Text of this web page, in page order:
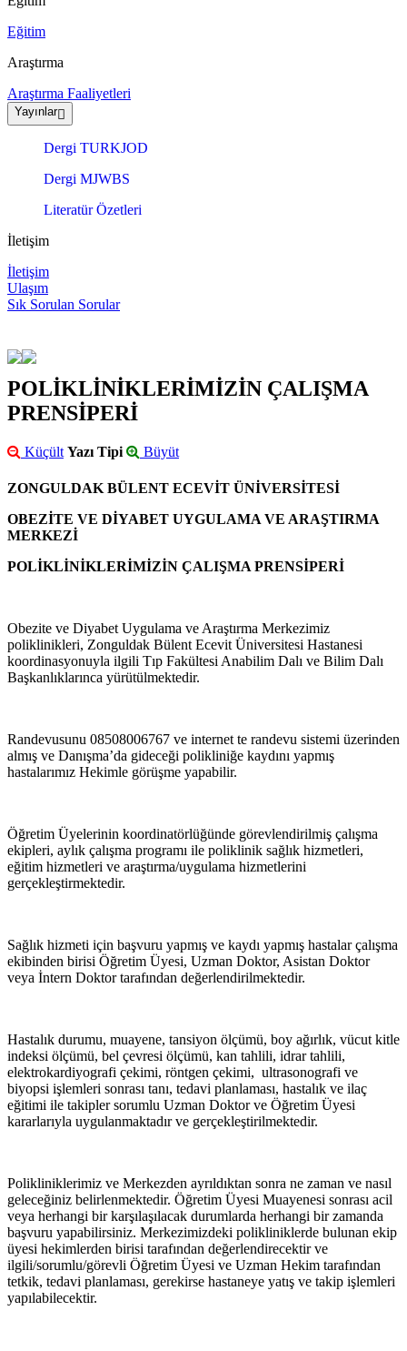
Eğitim
Araştırma
Araştırma Faaliyetleri
Yayınlar
Dergi TURKJOD
Dergi MJWBS
Literatür Özetleri
İletişim
İletişim
Ulaşım
Sık Sorulan Sorular
POLİKLİNİKLERİMİZİN ÇALIŞMA
PRENSİPERİ
Küçült Yazı Tipi Büyüt
ZONGULDAK BÜLENT ECEVİT ÜNİVERSİTESİ
OBEZİTE VE DİYABET UYGULAMA VE ARAŞTIRMA
MERKEZİ
POLİKLİNİKLERİMİZİN ÇALIŞMA PRENSİPERİ
Obezite ve Diyabet Uygulama ve Araştırma Merkezimiz
poliklinikleri, Zonguldak Bülent Ecevit Üniversitesi Hastanesi
koordinasyonuyla ilgili Tıp Fakültesi Anabilim Dalı ve Bilim Dalı
Başkanlıklarınca yürütülmektedir.
Randevusunu 08508006767 ve internet te randevu sistemi üzerinden
almış ve Danışma’da gideceği polikliniğe kaydını yapmış
hastalarımız Hekimle görüşme yapabilir.
Öğretim Üyelerinin koordinatörlüğünde görevlendirilmiş çalışma
ekipleri, aylık çalışma programı ile poliklinik sağlık hizmetleri,
eğitim hizmetleri ve araştırma/uygulama hizmetlerini
gerçekleştirmektedir.
Sağlık hizmeti için başvuru yapmış ve kaydı yapmış hastalar çalışma
ekibinden birisi Öğretim Üyesi, Uzman Doktor, Asistan Doktor
veya İntern Doktor tarafından değerlendirilmektedir.
Hastalık durumu, muayene, tansiyon ölçümü, boy ağırlık, vücut kitle
indeksi ölçümü, bel çevresi ölçümü, kan tahlili, idrar tahlili,
elektrokardiyografi çekimi, röntgen çekimi, ultrasonografi ve
biyopsi işlemleri sonrası tanı, tedavi planlaması, hastalık ve ilaç
eğitimi ile takipler sorumlu Uzman Doktor ve Öğretim Üyesi
kararlarıyla uygulanmaktadır ve gerçekleştirilmektedir.
Polikliniklerimiz ve Merkezden ayrıldıktan sonra ne zaman ve nasıl
geleceğiniz belirlenmektedir. Öğretim Üyesi Muayenesi sonrası acil
veya herhangi bir karşılaşılacak durumlarda herhangi bir zamanda
başvuru yapabilirsiniz. Merkezimizdeki polikliniklerde bulunan ekip
üyesi hekimlerden birisi tarafından değerlendirecektir ve
ilgili/sorumlu/görevli Öğretim Üyesi ve Uzman Hekim tarafından
tetkik, tedavi planlaması, gerekirse hastaneye yatış ve takip işlemleri
yapılabilecektir.